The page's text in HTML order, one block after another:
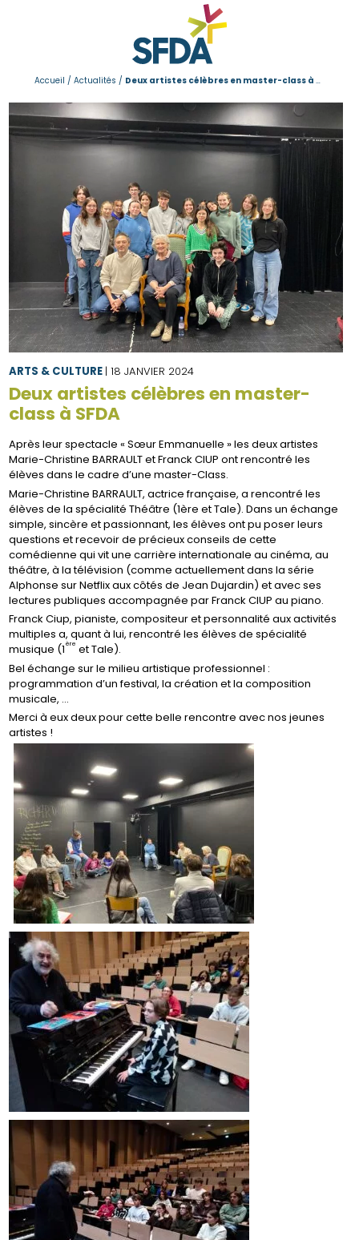
Accueil /Actualités / Deux artistes célèbres en master-class à SFDA
ARTS & CULTURE | 18 JANVIER 2024
Deux artistes célèbres en master-
class à SFDA
Après leur spectacle « Sœur Emmanuelle » les deux artistes
Marie-Christine BARRAULT et Franck CIUP ont rencontré les
élèves dans le cadre d’une master-Class.
Marie-Christine BARRAULT, actrice française, a rencontré les
élèves de la spécialité Théâtre (1ère et Tale). Dans un échange
simple, sincère et passionnant, les élèves ont pu poser leurs
questions et recevoir de précieux conseils de cette
comédienne qui vit une carrière internationale au cinéma, au
théâtre, à la télévision (comme actuellement dans la série
Alphonse sur Netflix aux côtés de Jean Dujardin) et avec ses
lectures publiques accompagnée par Franck CIUP au piano.
Franck Ciup, pianiste, compositeur et personnalité aux activités
multiples a, quant à lui, rencontré les élèves de spécialité
musique (1ère et Tale).
Bel échange sur le milieu artistique professionnel :
programmation d’un festival, la création et la composition
musicale, …
Merci à eux deux pour cette belle rencontre avec nos jeunes
artistes !